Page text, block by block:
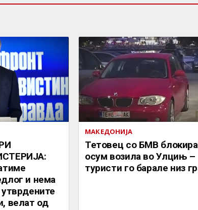
и нема
велат од
МАКЕДОНИЈА
Тетовец со БМВ
осум возила во Улцињ –
туристи го барале низ